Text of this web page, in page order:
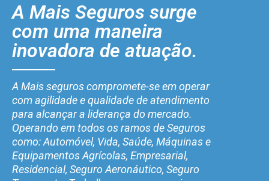
A Mais Seguros surge
com uma maneira
inovadora de atuação.
A Mais seguros compromete-se em operar
com agilidade e qualidade de atendimento
para alcançar a liderança do mercado.
Operando em todos os ramos de Seguros
como: Automóvel, Vida, Saúde, Máquinas e
Equipamentos Agrícolas, Empresarial,
Residencial, Seguro Aeronáutico, Seguro